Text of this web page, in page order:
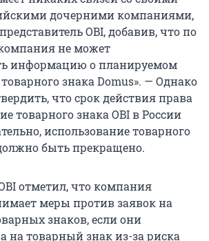
дочерними компаниями,
OBI, добавив, что по
не может
информацию о планируемом
знака Domus». — Однако
что срок действия права
товарного знака OBI в России
использование товарного
быть прекращено.
отметил, что компания
меры против заявок на
знаков, если они
на товарный знак из-за риска